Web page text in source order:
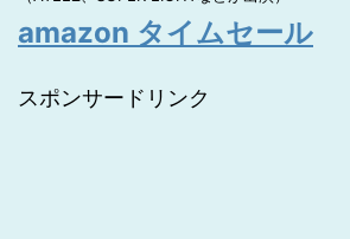
amazon タイムセール
スポンサードリンク